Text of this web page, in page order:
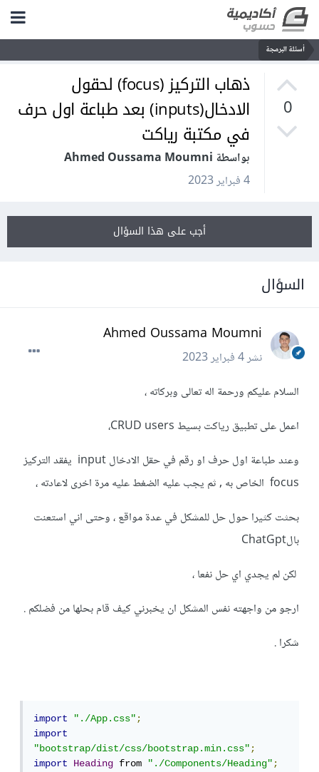
أسئلة البرمجة
0
ذهاب التركيز (focus) لحقول
الادخال(inputs) بعد طباعة اول حرف
في مكتبة رياكت
بواسطة Ahmed Oussama Moumni
4 فبراير 2023
أجب على هذا السؤال
السؤال
Ahmed Oussama Moumni
نشر4 فبراير 2023
السلام عليكم ورحمة اله تعالى وبركاته ،
اعمل على تطبيق رياكت بسيط CRUD users،
وعند طباعة اول حرف او رقم في حقل الادخال input يفقد التركيز
focus الخاص به , ثم يجب عليه الضغط عليه مرة اخرى لاعادته ،
بحثت كثيرا حول حل للمشكل في عدة مواقع ، وحتى اني استعنت
بالChatGpt
كن لم يجدي اي حل نفعا ،
ارجو من واجهته نفس المشكل ان يخبرني كيف قام بحلها من فضلكم .
شكرا .
import "./App.css";
import
"bootstrap/dist/css/bootstrap.min.css";
import
Heading from "./Components/Heading";